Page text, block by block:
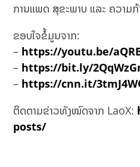
ການແພດ ສຸຂະພາບ ແລະ ຄວາມ
ຂອບໃຈຂໍ້ມູນຈາກ:
– https://youtu.be/
– https://bit.ly/
– https://cnn.it/
ຕິດຕາມຂ່າວທັງໝົດຈາກ LaoX:
posts/